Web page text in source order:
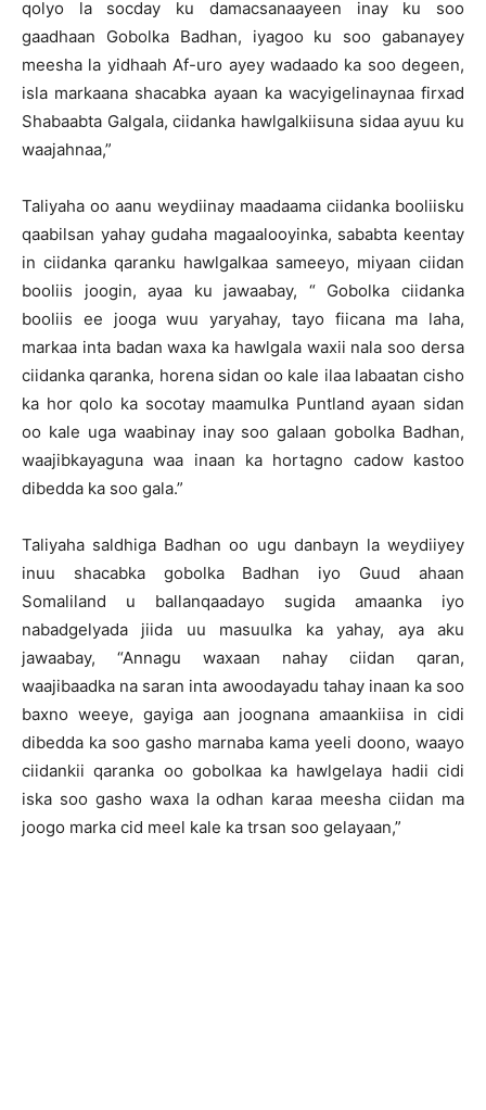
qolyo la socday ku damacsanaayeen inay ku soo
gaadhaan Gobolka Badhan, iyagoo ku soo gabanayey
meesha la yidhaah Af-uro ayey wadaado ka soo degeen,
isla markaana shacabka ayaan ka wacyigelinaynaa firxad
Shabaabta Galgala, ciidanka hawlgalkiisuna sidaa ayuu ku
waajahnaa,”
Taliyaha oo aanu weydiinay maadaama ciidanka booliisku
qaabilsan yahay gudaha magaalooyinka, sababta keentay
in ciidanka qaranku hawlgalkaa sameeyo, miyaan ciidan
booliis joogin, ayaa ku jawaabay, “ Gobolka ciidanka
booliis ee jooga wuu yaryahay, tayo fiicana ma laha,
markaa inta badan waxa ka hawlgala waxii nala soo dersa
ciidanka qaranka, horena sidan oo kale ilaa labaatan cisho
ka hor qolo ka socotay maamulka Puntland ayaan sidan
oo kale uga waabinay inay soo galaan gobolka Badhan,
waajibkayaguna waa inaan ka hortagno cadow kastoo
dibedda ka soo gala.”
Taliyaha saldhiga Badhan oo ugu danbayn la weydiiyey
inuu shacabka gobolka Badhan iyo Guud ahaan
Somaliland u ballanqaadayo sugida amaanka iyo
nabadgelyada jiida uu masuulka ka yahay, aya aku
jawaabay, “Annagu waxaan nahay ciidan qaran,
waajibaadka na saran inta awoodayadu tahay inaan ka soo
baxno weeye, gayiga aan joognana amaankiisa in cidi
dibedda ka soo gasho marnaba kama yeeli doono, waayo
ciidankii qaranka oo gobolkaa ka hawlgelaya hadii cidi
iska soo gasho waxa la odhan karaa meesha ciidan ma
joogo marka cid meel kale ka trsan soo gelayaan,”